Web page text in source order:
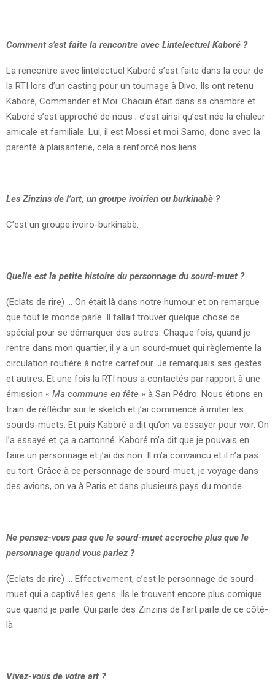
Comment s’est faite la rencontre avec Lintelectuel Kaboré ?
La rencontre avec lintelectuel Kaboré s’est faite dans la cour de
la RTI lors d’un casting pour un tournage à Divo. Ils ont retenu
Kaboré, Commander et Moi. Chacun était dans sa chambre et
Kaboré s’est approché de nous ; c’est ainsi qu’est née la chaleur
amicale et familiale. Lui, il est Mossi et moi Samo, donc avec la
parenté à plaisanterie, cela a renforcé nos liens.
Les Zinzins de l’art, un groupe ivoirien ou burkinabè ?
C’est un groupe ivoiro-burkinabè.
Quelle est la petite histoire du personnage du sourd-muet ?
(Eclats de rire) … On était là dans notre humour et on remarque
que tout le monde parle. Il fallait trouver quelque chose de
spécial pour se démarquer des autres. Chaque fois, quand je
rentre dans mon quartier, il y a un sourd-muet qui règlemente la
circulation routière à notre carrefour. Je remarquais ses gestes
et autres. Et une fois la RTI nous a contactés par rapport à une
émission « Ma commune en fête » à San Pédro. Nous étions en
train de réfléchir sur le sketch et j’ai commencé à imiter les
sourds-muets. Et puis Kaboré a dit qu’on va essayer pour voir. On
l’a essayé et ça a cartonné. Kaboré m’a dit que je pouvais en
faire un personnage et j’ai dis non. Il m’a convaincu et il n’a pas
eu tort. Grâce à ce personnage de sourd-muet, je voyage dans
des avions, on va à Paris et dans plusieurs pays du monde.
Ne pensez-vous pas que le sourd-muet accroche plus que le
personnage quand vous parlez ?
(Eclats de rire) … Effectivement, c’est le personnage de sourd-
muet qui a captivé les gens. Ils le trouvent encore plus comique
que quand je parle. Qui parle des Zinzins de l’art parle de ce côté-
là.
Vivez-vous de votre art ?